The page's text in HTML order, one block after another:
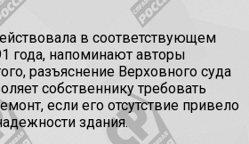
в соответствующем
года, напоминают авторы
разъяснение Верховного суда
собственнику требовать
если его отсутствие привело
здания.